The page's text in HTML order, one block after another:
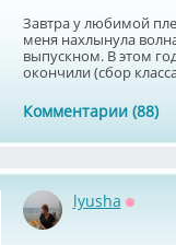
Завтра у любимой
меня нахлынула
выпускном. В этом
окончили (сбор
Комментарии (88)
lyusha